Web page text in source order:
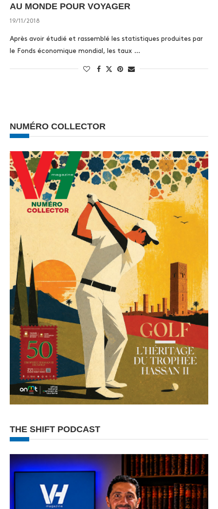
AU MONDE POUR VOYAGER
19/11/2018
Après avoir étudié et rassemblé les statistiques produites par
le Fonds économique mondial, les taux …
NUMÉRO COLLECTOR
THE SHIFT PODCAST